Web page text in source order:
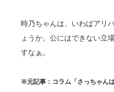
時乃ちゃんは、いわばアリ
ょうか。公にはできない立
すなぁ。
※元記事：コラム「さっちゃん